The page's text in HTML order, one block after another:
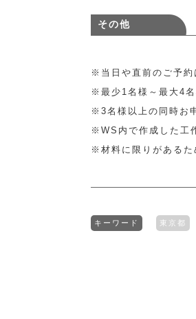
その他
※当日や直前のご予約
※最少1名様～最大4名
※3名様以上の同時お
※WS内で作成した工
※材料に限りがあるた
キーワード 東京都